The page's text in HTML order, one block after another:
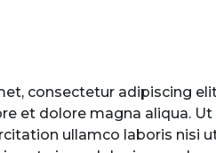
consectetur adipiscing
et dolore magna aliqua.
ullamco laboris nisi